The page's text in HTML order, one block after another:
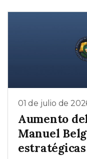
01 de julio de
Aumento
Manuel
estratégicas